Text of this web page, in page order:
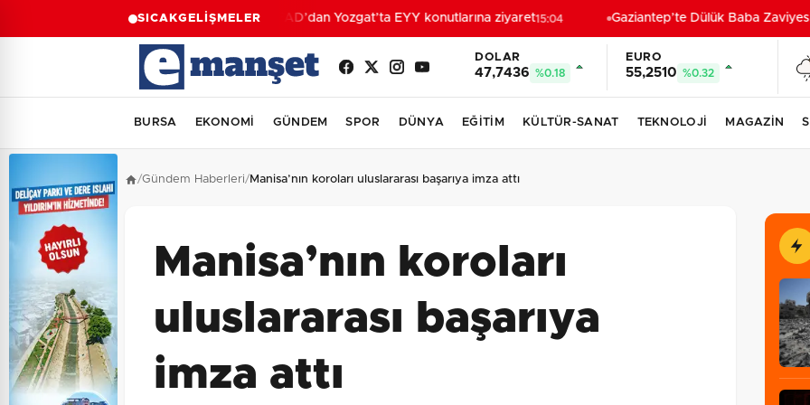
SICAKGELİŞMELERAFAD’dan Yozgat’ta EYY konutlarına ziyaret15:04 Gaziantep’te Dülük Baba
DOLAR
47,7436 %0.18
EURO
55,2510 %0.32
BURSA EKONOMİ GÜNDEM SPOR DÜNYA EĞİTİM KÜLTÜR-SANAT TEKNOLOJİ MAGAZİN
/Gündem Haberleri/Manisa’nın koroları uluslararası başarıya imza attı
Manisa’nın koroları
uluslararası başarıya
imza attı